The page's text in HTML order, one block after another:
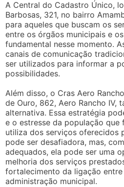
A Central do Cadastro Único,
Barbosas, 321, no bairro
para aqueles que buscam os
entre os órgãos municipais e
fundamental nesse momento.
canais de comunicação
ser utilizados para informar a
possibilidades.
Além disso, o Cras Aero
de Ouro, 862, Aero Rancho IV,
alternativa. Essa estratégia
e o estresse da população que
utiliza dos serviços oferecidos
pode ser desafiadora, mas,
adequados, ela pode ser uma
melhoria dos serviços
fortalecimento da ligação
administração municipal.